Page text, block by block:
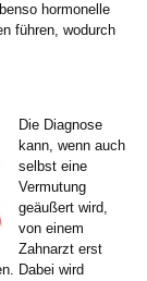
hormonelle
führen, wodurch
Die Diagnose
kann, wenn auch
selbst eine
Vermutung
geäußert wird,
von einem
Zahnarzt erst
Dabei wird